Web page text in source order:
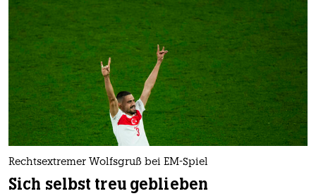
Rechtsextremer Wolfsgruß bei EM-Spiel
Sich selbst treu geblieben